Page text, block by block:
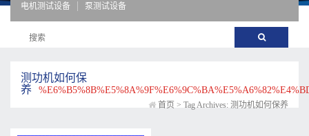
电机测试设备 泵测试设备
测功机如何保
养
首页 > Tag Archives: 测功机如何保养